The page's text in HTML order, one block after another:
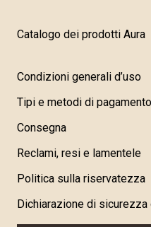
Catalogo dei prodotti Aura
Condizioni generali d’uso
Tipi e metodi di pagamento
Consegna
Reclami, resi e lamentele
Politica sulla riservatezza
Dichiarazione di